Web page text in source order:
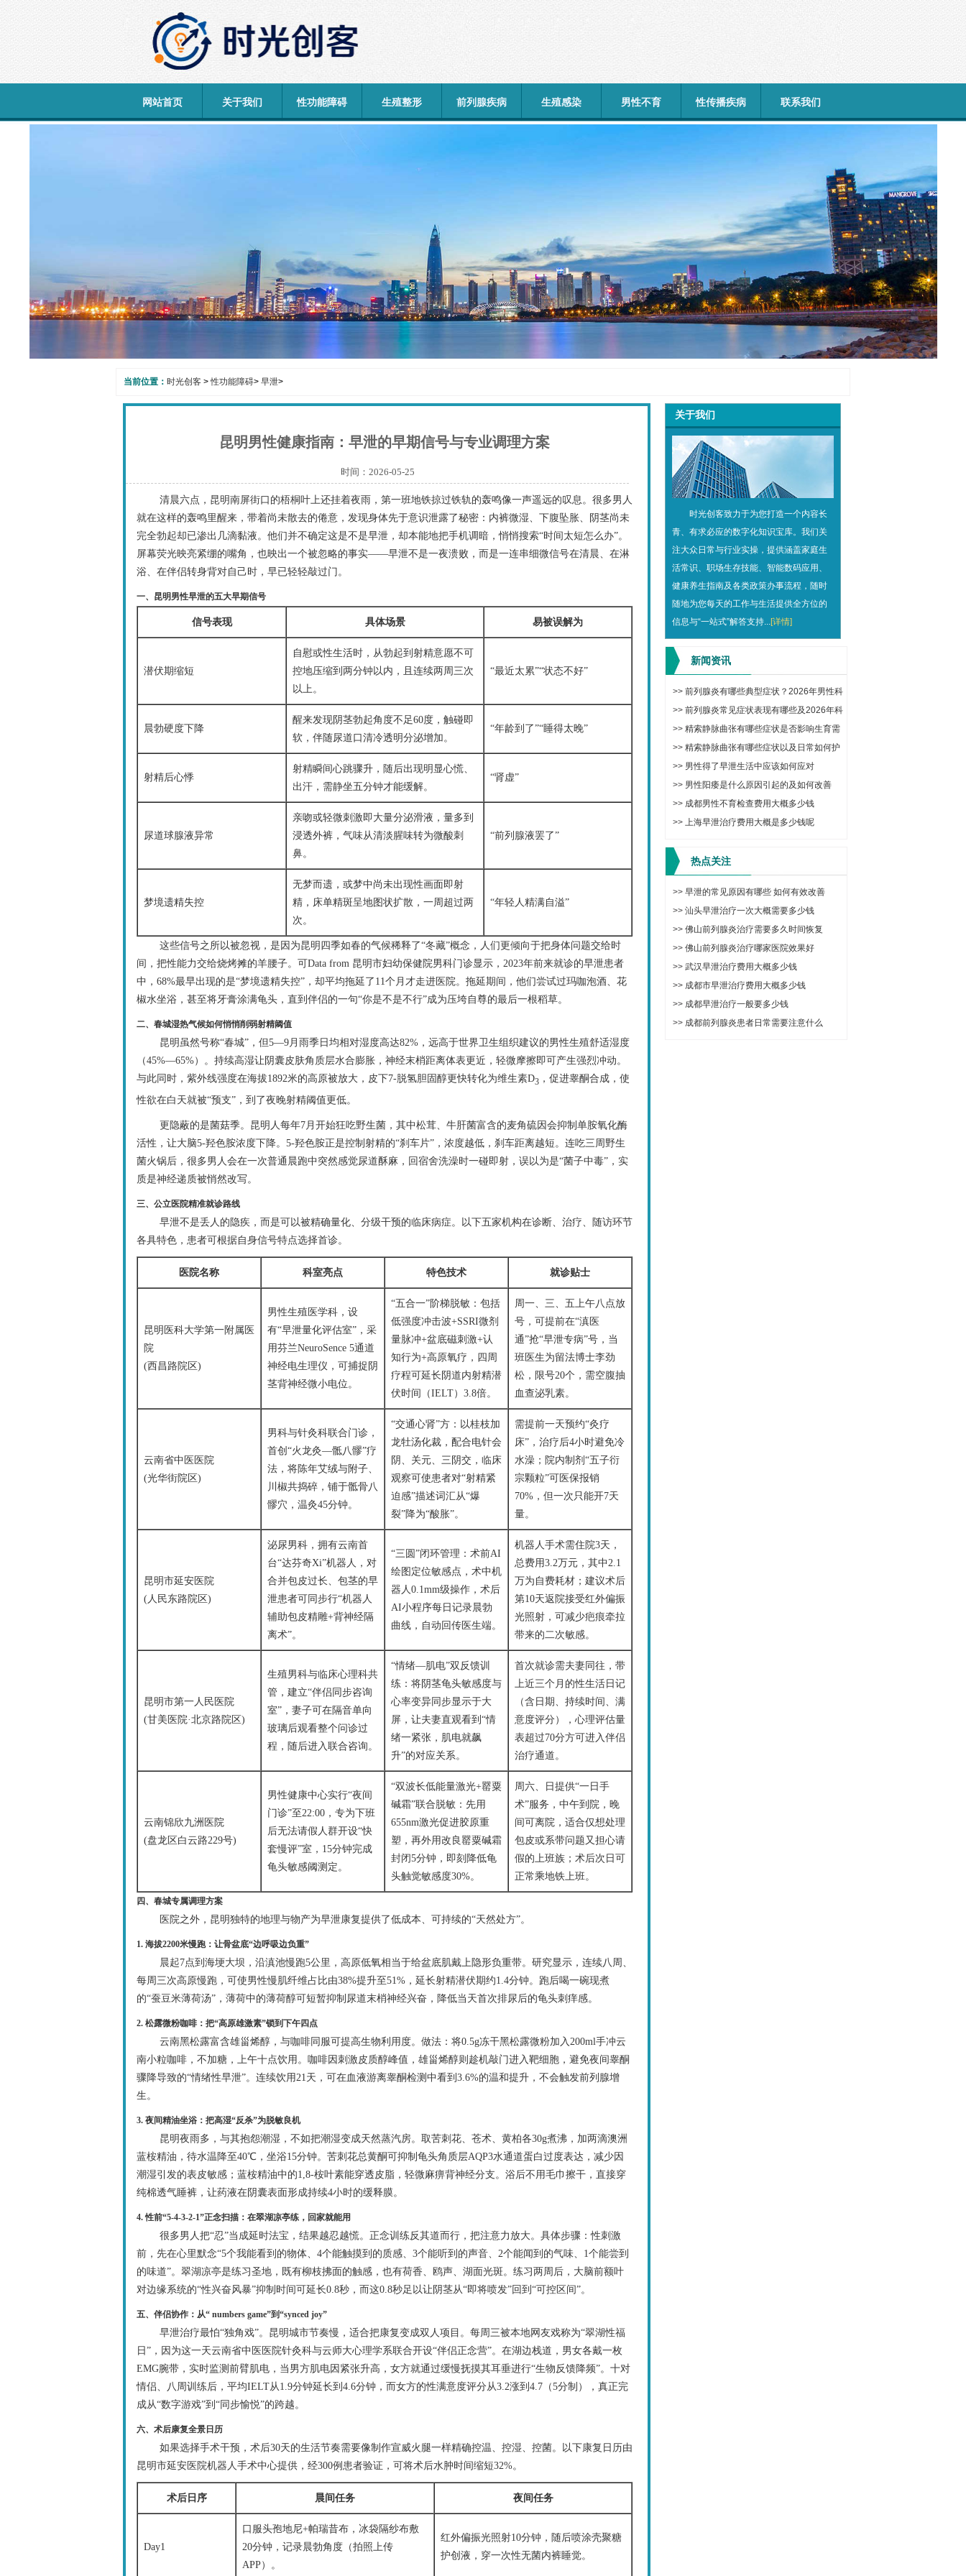
网站首页 关于我们 性功能障碍 生殖整形 前列腺疾病 生殖感染 男性不育 性传播疾病 联系我们
当前位置： 时光创客 >性功能障碍> 早泄>
昆明男性健康指南：早泄的早期信号与专业调理方案
时间：2026-05-25
清晨六点，昆明南屏街口的梧桐叶上还挂着夜雨，第一班地铁掠过铁轨的轰鸣像一声遥远的叹息。很多男人
就在这样的轰鸣里醒来，带着尚未散去的倦意，发现身体先于意识泄露了秘密：内裤微湿、下腹坠胀、阴茎尚未
完全勃起却已渗出几滴黏液。他们并不确定这是不是早泄，却本能地把手机调暗，悄悄搜索“时间太短怎么办”。
屏幕荧光映亮紧绷的嘴角，也映出一个被忽略的事实——早泄不是一夜溃败，而是一连串细微信号在清晨、在淋
浴、在伴侣转身背对自己时，早已轻轻敲过门。
一、昆明男性早泄的五大早期信号
信号表现 具体场景 易被误解为
潜伏期缩短
自慰或性生活时，从勃起到射精意愿不可
控地压缩到两分钟以内，且连续两周三次
以上。
“最近太累”“状态不好”
晨勃硬度下降
醒来发现阴茎勃起角度不足60度，触碰即
软，伴随尿道口清冷透明分泌增加。
“年龄到了”“睡得太晚”
射精后心悸
射精瞬间心跳骤升，随后出现明显心慌、
出汗，需静坐五分钟才能缓解。
“肾虚”
尿道球腺液异常
亲吻或轻微刺激即大量分泌滑液，量多到
浸透外裤，气味从清淡腥味转为微酸刺
鼻。
“前列腺液罢了”
梦境遗精失控
无梦而遗，或梦中尚未出现性画面即射
精，床单精斑呈地图状扩散，一周超过两
次。
“年轻人精满自溢”
这些信号之所以被忽视，是因为昆明四季如春的气候稀释了“冬藏”概念，人们更倾向于把身体问题交给时
间，把性能力交给烧烤摊的羊腰子。可Data from 昆明市妇幼保健院男科门诊显示，2023年前来就诊的早泄患者
中，68%最早出现的是“梦境遗精失控”，却平均拖延了11个月才走进医院。拖延期间，他们尝试过玛咖泡酒、花
椒水坐浴，甚至将牙膏涂满龟头，直到伴侣的一句“你是不是不行”成为压垮自尊的最后一根稻草。
二、春城湿热气候如何悄悄削弱射精阈值
昆明虽然号称“春城”，但5—9月雨季日均相对湿度高达82%，远高于世界卫生组织建议的男性生殖舒适湿度
（45%—65%）。持续高湿让阴囊皮肤角质层水合膨胀，神经末梢距离体表更近，轻微摩擦即可产生强烈冲动。
与此同时，紫外线强度在海拔1892米的高原被放大，皮下7-脱氢胆固醇更快转化为维生素D3 ，促进睾酮合成，使
性欲在白天就被“预支”，到了夜晚射精阈值更低。
更隐蔽的是菌菇季。昆明人每年7月开始狂吃野生菌，其中松茸、牛肝菌富含的麦角硫因会抑制单胺氧化酶
活性，让大脑5-羟色胺浓度下降。5-羟色胺正是控制射精的“刹车片”，浓度越低，刹车距离越短。连吃三周野生
菌火锅后，很多男人会在一次普通晨跑中突然感觉尿道酥麻，回宿舍洗澡时一碰即射，误以为是“菌子中毒”，实
质是神经递质被悄然改写。
三、公立医院精准就诊路线
早泄不是丢人的隐疾，而是可以被精确量化、分级干预的临床病症。以下五家机构在诊断、治疗、随访环节
各具特色，患者可根据自身信号特点选择首诊。
医院名称 科室亮点 特色技术 就诊贴士
昆明医科大学第一附属医
院
(西昌路院区)
男性生殖医学科，设
有“早泄量化评估室”，采
用芬兰NeuroSence 5通道
神经电生理仪，可捕捉阴
茎背神经微小电位。
“五合一”阶梯脱敏：包括
低强度冲击波+SSRI微剂
量脉冲+盆底磁刺激+认
知行为+高原氧疗，四周
疗程可延长阴道内射精潜
伏时间（IELT）3.8倍。
周一、三、五上午八点放
号，可提前在“滇医
通”抢“早泄专病”号，当
班医生为留法博士李劲
松，限号20个，需空腹抽
血查泌乳素。
云南省中医医院
(光华街院区)
男科与针灸科联合门诊，
首创“火龙灸—骶八髎”疗
法，将陈年艾绒与附子、
川椒共捣碎，铺于骶骨八
髎穴，温灸45分钟。
“交通心肾”方：以桂枝加
龙牡汤化裁，配合电针会
阴、关元、三阴交，临床
观察可使患者对“射精紧
迫感”描述词汇从“爆
裂”降为“酸胀”。
需提前一天预约“灸疗
床”，治疗后4小时避免冷
水澡；院内制剂“五子衍
宗颗粒”可医保报销
70%，但一次只能开7天
量。
昆明市延安医院
(人民东路院区)
泌尿男科，拥有云南首
台“达芬奇Xi”机器人，对
合并包皮过长、包茎的早
泄患者可同步行“机器人
辅助包皮精雕+背神经隔
离术”。
“三圆”闭环管理：术前AI
绘图定位敏感点，术中机
器人0.1mm级操作，术后
AI小程序每日记录晨勃
曲线，自动回传医生端。
机器人手术需住院3天，
总费用3.2万元，其中2.1
万为自费耗材；建议术后
第10天返院接受红外偏振
光照射，可减少疤痕牵拉
带来的二次敏感。
昆明市第一人民医院
(甘美医院·北京路院区)
生殖男科与临床心理科共
管，建立“伴侣同步咨询
室”，妻子可在隔音单向
玻璃后观看整个问诊过
程，随后进入联合咨询。
“情绪—肌电”双反馈训
练：将阴茎龟头敏感度与
心率变异同步显示于大
屏，让夫妻直观看到“情
绪一紧张，肌电就飙
升”的对应关系。
首次就诊需夫妻同往，带
上近三个月的性生活日记
（含日期、持续时间、满
意度评分），心理评估量
表超过70分方可进入伴侣
治疗通道。
云南锦欣九洲医院
(盘龙区白云路229号)
男性健康中心实行“夜间
门诊”至22:00，专为下班
后无法请假人群开设“快
套慢评”室，15分钟完成
龟头敏感阈测定。
“双波长低能量激光+罂粟
碱霜”联合脱敏：先用
655nm激光促进胶原重
塑，再外用改良罂粟碱霜
封闭5分钟，即刻降低龟
头触觉敏感度30%。
周六、日提供“一日手
术”服务，中午到院，晚
间可离院，适合仅想处理
包皮或系带问题又担心请
假的上班族；术后次日可
正常乘地铁上班。
四、春城专属调理方案
医院之外，昆明独特的地理与物产为早泄康复提供了低成本、可持续的“天然处方”。
1. 海拔2200米慢跑：让骨盆底“边呼吸边负重”
晨起7点到海埂大坝，沿滇池慢跑5公里，高原低氧相当于给盆底肌戴上隐形负重带。研究显示，连续八周、
每周三次高原慢跑，可使男性慢肌纤维占比由38%提升至51%，延长射精潜伏期约1.4分钟。跑后喝一碗现煮
的“蚕豆米薄荷汤”，薄荷中的薄荷醇可短暂抑制尿道末梢神经兴奋，降低当天首次排尿后的龟头刺痒感。
2. 松露微粉咖啡：把“高原雄激素”锁到下午四点
云南黑松露富含雄甾烯醇，与咖啡同服可提高生物利用度。做法：将0.5g冻干黑松露微粉加入200ml手冲云
南小粒咖啡，不加糖，上午十点饮用。咖啡因刺激皮质醇峰值，雄甾烯醇则趁机敲门进入靶细胞，避免夜间睾酮
骤降导致的“情绪性早泄”。连续饮用21天，可在血液游离睾酮检测中看到3.6%的温和提升，不会触发前列腺增
生。
3. 夜间精油坐浴：把高湿“反杀”为脱敏良机
昆明夜雨多，与其抱怨潮湿，不如把潮湿变成天然蒸汽房。取苦刺花、苍术、黄柏各30g煮沸，加两滴澳洲
蓝桉精油，待水温降至40℃，坐浴15分钟。苦刺花总黄酮可抑制龟头角质层AQP3水通道蛋白过度表达，减少因
潮湿引发的表皮敏感；蓝桉精油中的1,8-桉叶素能穿透皮脂，轻微麻痹背神经分支。浴后不用毛巾擦干，直接穿
纯棉透气睡裤，让药液在阴囊表面形成持续4小时的缓释膜。
4. 性前“5-4-3-2-1”正念扫描：在翠湖凉亭练，回家就能用
很多男人把“忍”当成延时法宝，结果越忍越慌。正念训练反其道而行，把注意力放大。具体步骤：性刺激
前，先在心里默念“5个我能看到的物体、4个能触摸到的质感、3个能听到的声音、2个能闻到的气味、1个能尝到
的味道”。翠湖凉亭是练习圣地，既有柳枝拂面的触感，也有荷香、鸥声、湖面光斑。练习两周后，大脑前额叶
对边缘系统的“性兴奋风暴”抑制时间可延长0.8秒，而这0.8秒足以让阴茎从“即将喷发”回到“可控区间”。
五、伴侣协作：从“ numbers game”到“synced joy”
早泄治疗最怕“独角戏”。昆明城市节奏慢，适合把康复变成双人项目。每周三被本地网友戏称为“翠湖性福
日”，因为这一天云南省中医医院针灸科与云师大心理学系联合开设“伴侣正念营”。在湖边栈道，男女各戴一枚
EMG腕带，实时监测前臂肌电，当男方肌电因紧张升高，女方就通过缓慢抚摸其耳垂进行“生物反馈降频”。十对
情侣、八周训练后，平均IELT从1.9分钟延长到4.6分钟，而女方的性满意度评分从3.2涨到4.7（5分制），真正完
成从“数字游戏”到“同步愉悦”的跨越。
六、术后康复全景日历
如果选择手术干预，术后30天的生活节奏需要像制作宣威火腿一样精确控温、控湿、控菌。以下康复日历由
昆明市延安医院机器人手术中心提供，经300例患者验证，可将术后水肿时间缩短32%。
术后日序 晨间任务 夜间任务
Day1
口服头孢地尼+帕瑞昔布，冰袋隔纱布敷
20分钟，记录晨勃角度（拍照上传
APP）。
红外偏振光照射10分钟，随后喷涂壳聚糖
护创液，穿一次性无菌内裤睡觉。
关于我们
时光创客致力于为您打造一个内容长
青、有求必应的数字化知识宝库。我们关
注大众日常与行业实操，提供涵盖家庭生
活常识、职场生存技能、智能数码应用、
健康养生指南及各类政策办事流程，随时
随地为您每天的工作与生活提供全方位的
信息与“一站式”解答支持... [详情]
新闻资讯
>> 前列腺炎有哪些典型症状？2026年男性科
学治疗与日常调理方法
>> 前列腺炎常见症状表现有哪些及2026年科
学治疗与预防方法
>> 精索静脉曲张有哪些症状是否影响生育需
要手术吗
>> 精索静脉曲张有哪些症状以及日常如何护
理改善
>> 男性得了早泄生活中应该如何应对
>> 男性阳痿是什么原因引起的及如何改善
>> 成都男性不育检查费用大概多少钱
>>
上海早泄治疗费用大概是多少钱呢
热点关注
>> 早泄的常见原因有哪些 如何有效改善
>> 汕头早泄治疗一次大概需要多少钱
>> 佛山前列腺炎治疗需要多久时间恢复
>> 佛山前列腺炎治疗哪家医院效果好
>> 武汉早泄治疗费用大概多少钱
>> 成都市早泄治疗费用大概多少钱
>> 成都早泄治疗一般要多少钱
>> 成都前列腺炎患者日常需要注意什么